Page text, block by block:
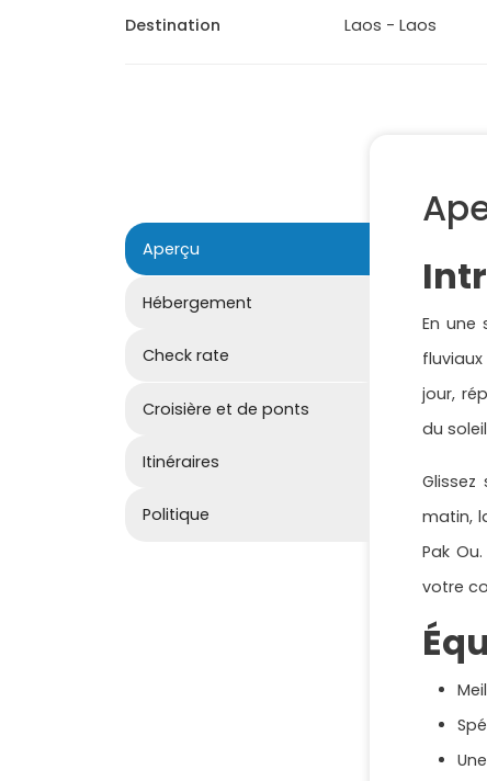
Destination Laos - Laos
Aperçu
Hébergement
Check rate
Croisière et de ponts
Itinéraires
Politique
En une
jour,
du
matin,
Pak
votre